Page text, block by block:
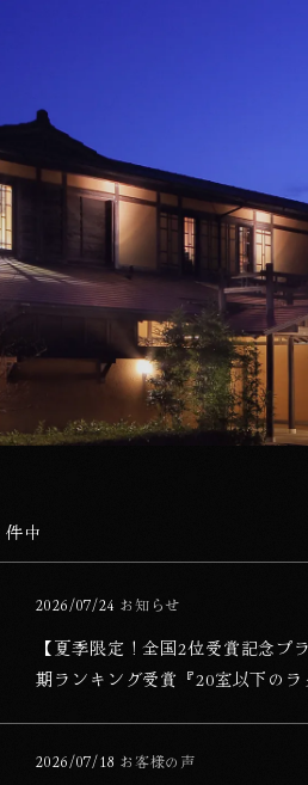
件中
【夏季限定！全国2位受賞記念プ
期ランキング受賞『20室以下のラ
公開日
2026/07/24
カテゴリーお知らせ
公開日
2026/07/18
カテゴリーお客様の声